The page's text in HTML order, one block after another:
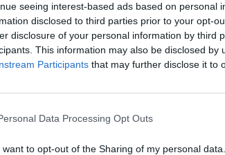
seeing interest-based ads based on personal
disclosed to third parties prior to your opt-
disclosure of your personal information by third
This information may also be disclosed by
Participants that may further disclose it to
Data Processing Opt Outs
want to opt-out of the Sharing of my personal data.